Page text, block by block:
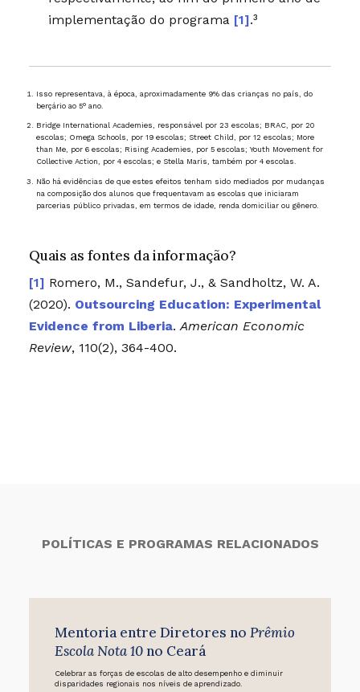
implementação do programa [1].³
Isso representava, à época, aproximadamente 9% das crianças no país, do
berçário ao 5° ano.
Bridge International Academies, responsável por 23 escolas; BRAC, por 20
escolas; Omega Schools, por 19 escolas; Street Child, por 12 escolas; More
than Me, por 6 escolas; Rising Academies, por 5 escolas; Youth Movement for
Collective Action, por 4 escolas; e Stella Maris, também por 4 escolas.
Não há evidências de que estes efeitos tenham sido mediados por mudanças
na composição dos alunos que frequentavam as escolas que iniciaram
parcerias público privadas, em termos de idade, renda domiciliar ou gênero.
Quais as fontes da informação?
Romero, M., Sandefur, J., & Sandholtz, W. A.
(2020). Outsourcing Education: Experimental
Evidence from Liberia.American Economic
Review, 110(2), 364-400.
POLÍTICAS E PROGRAMAS RELACIONADOS
Mentoria entre Diretores no Prêmio
Escola Nota 10no Ceará
Celebrar as forças de escolas de alto desempenho e diminuir
disparidades regionais nos níveis de aprendizado.